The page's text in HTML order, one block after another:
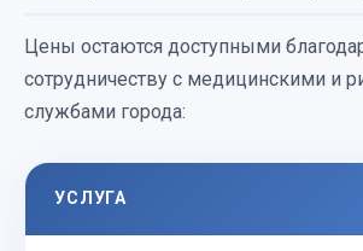
Цены остаются доступными
сотрудничеству с медицинскими и
службами города:
УСЛУГА